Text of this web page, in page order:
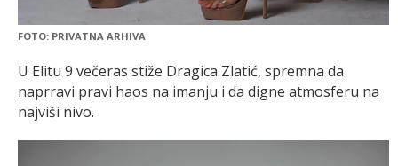
FOTO: PRIVATNA ARHIVA
U Elitu 9 večeras stiže Dragica Zlatić, spremna da
naprravi pravi haos na imanju i da digne atmosferu na
najviši nivo.